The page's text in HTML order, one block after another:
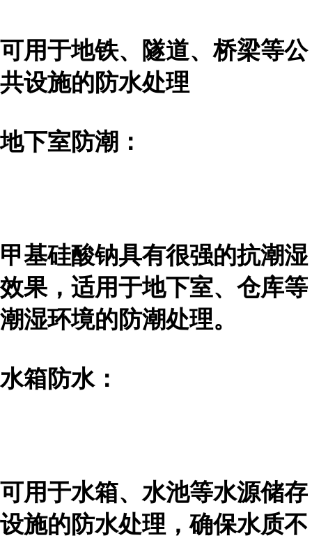
可用于地铁、隧道、桥梁等公
共设施的防水处理
地下室防潮：
甲基硅酸钠具有很强的抗潮湿
效果，适用于地下室、仓库等
潮湿环境的防潮处理。
水箱防水：
可用于水箱、水池等水源储存
设施的防水处理，确保水质不